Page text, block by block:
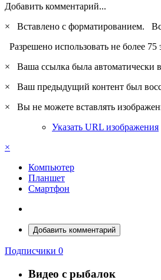
Добавить комментарий...
×
Вставлено с форматированием.
Разрешено использовать не более 75
×
Ваша ссылка была автоматически
×
Ваш предыдущий контент был
×
Вы не можете вставлять
Указать URL изображения
×
Компьютер
Планшет
Смартфон
Добавить комментарий
Подписчики 0
Видео с рыбалок